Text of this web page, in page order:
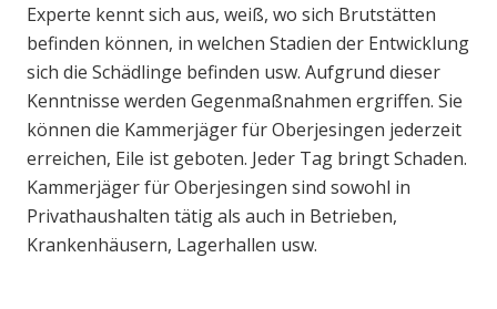
Experte kennt sich aus, weiß, wo sich Brutstätten
befinden können, in welchen Stadien der Entwicklung
sich die Schädlinge befinden usw. Aufgrund dieser
Kenntnisse werden Gegenmaßnahmen ergriffen. Sie
können die Kammerjäger für Oberjesingen jederzeit
erreichen, Eile ist geboten. Jeder Tag bringt Schaden.
Kammerjäger für Oberjesingen sind sowohl in
Privathaushalten tätig als auch in Betrieben,
Krankenhäusern, Lagerhallen usw.